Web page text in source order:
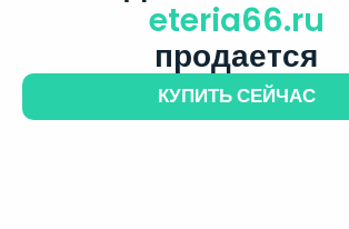
eteria66.ru
продается
КУПИТЬ СЕЙЧАС